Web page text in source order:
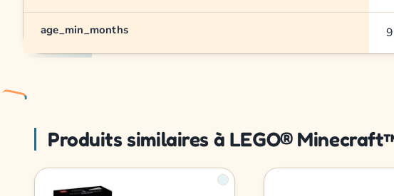
age_min_months
Produits similaires à LEGO®